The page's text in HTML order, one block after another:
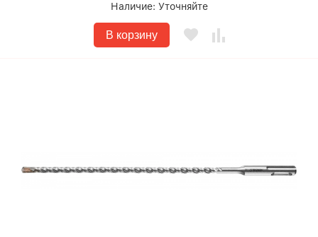
Наличие: Уточняйте
В корзину